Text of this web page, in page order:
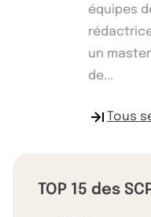
équipes
un master
de...
Tous
TOP 15 des